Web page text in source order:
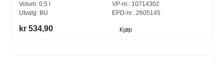
Volum:0,5
Utvalg: BU
VP-nr.: 10714302
EPD-nr.: 2605145
kr 534,90 Kjøp